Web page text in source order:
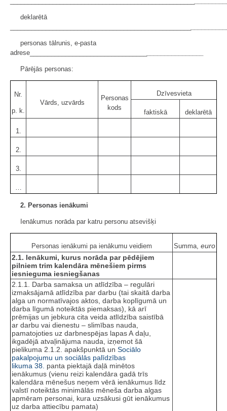
deklarētā
personas tālrunis, e-pasta
adrese_________________________________
Pārējās personas:
Nr.
p. k.
Vārds, uzvārds
Personas
kods
Dzīvesvieta
faktiskā deklarētā
1.
2.
3.
2. Personas ienākumi
Ienākumus norāda par katru personu atsevišķi
Personas ienākumi pa ienākumu veidiem Summa, euro
2.1. Ienākumi, kurus norāda par pēdējiem
pilniem trim kalendāra mēnešiem pirms
iesnieguma iesniegšanas
2.1.1. Darba samaksa un atlīdzība – regulāri
izmaksājamā atlīdzība par darbu (tai skaitā darba
alga un normatīvajos aktos, darba koplīgumā un
darba līgumā noteiktās piemaksas), kā arī
prēmijas un jebkura cita veida atlīdzība saistībā
ar darbu vai dienestu – slimības nauda,
pamatojoties uz darbnespējas lapas A daļu,
ikgadējā atvaļinājuma nauda, izņemot šā
pielikuma 2.1.2. apakšpunktā un Sociālo
pakalpojumu un sociālās palīdzības
likuma 38.
panta piektajā daļā minētos
ienākumus (vienu reizi kalendāra gadā trīs
kalendāra mēnešus neņem vērā ienākumus līdz
valstī noteiktās minimālās mēneša darba algas
apmēram personai, kura uzsākusi gūt ienākumus
uz darba attiecību pamata)